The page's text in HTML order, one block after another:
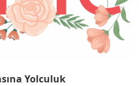
Yolculuk